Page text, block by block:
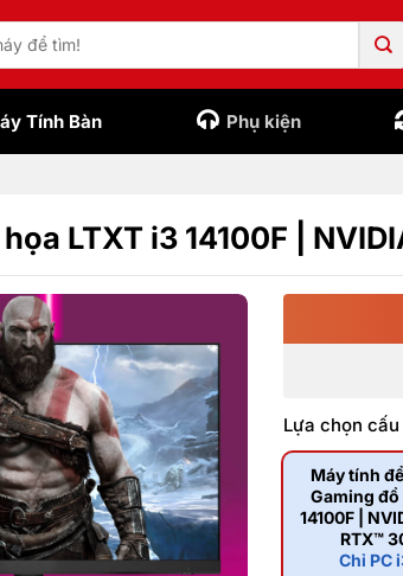
Tính Bàn Phụ kiện
LTXT i3 14100F |
Lựa chọn cấu
Máy tính
Gaming đồ
14100F |
RTX™
Chỉ PC